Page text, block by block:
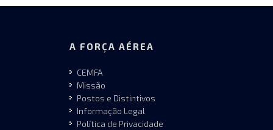
A FORÇA AÉREA
CEMFA
Missão
Postos e Distintivos
Informação Legal
Política de Privacidade